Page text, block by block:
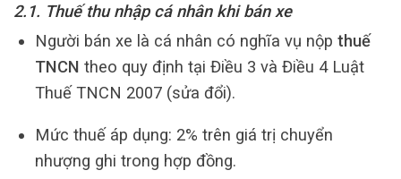
2.1. Thuế thu nhập cá nhân khi bán xe
Người bán xe là cá nhân có nghĩa vụ nộp thuế
TNCN theo quy định tại Điều 3 và Điều 4 Luật
Thuế TNCN 2007 (sửa đổi).
Mức thuế áp dụng: 2% trên giá trị chuyển
nhượng ghi trong hợp đồng.